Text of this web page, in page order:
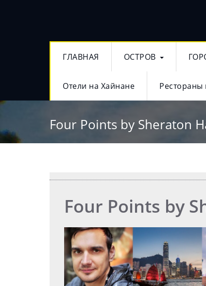
ГЛАВНАЯ ОСТРОВ
Отели на Хайнане Рестораны
Four Points by Sheraton
Four Points by